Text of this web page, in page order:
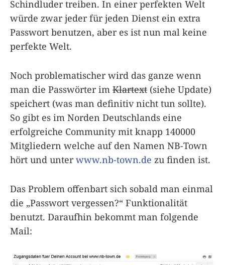
Schindluder treiben. In einer perfekten Welt
würde zwar jeder für jeden Dienst ein extra
Passwort benutzen, aber es ist nun mal keine
perfekte Welt.
Noch problematischer wird das ganze wenn
man die Passwörter im Klartext (siehe Update)
speichert (was man definitiv nicht tun sollte).
So gibt es im Norden Deutschlands eine
erfolgreiche Community mit knapp 140000
Mitgliedern welche auf den Namen NB-Town
hört und unterwww.nb-town.de zu finden ist.
Das Problem offenbart sich sobald man einmal
die „Passwort vergessen?“ Funktionalität
benutzt. Daraufhin bekommt man folgende
Mail: